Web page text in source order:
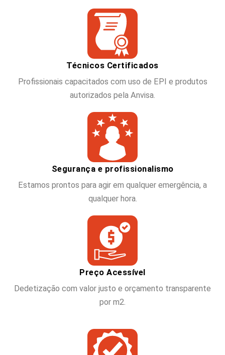
Técnicos Certificados
Profissionais capacitados com uso de EPI e produtos
autorizados pela Anvisa.
Segurança e profissionalismo
Estamos prontos para agir em qualquer emergência, a
qualquer hora.
Preço Acessível
Dedetização com valor justo e orçamento transparente
por m2.